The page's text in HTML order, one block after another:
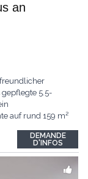
an
gepflegte 5.5-
auf rund 159 m²
und vereint
DEMANDE
D'INFOS